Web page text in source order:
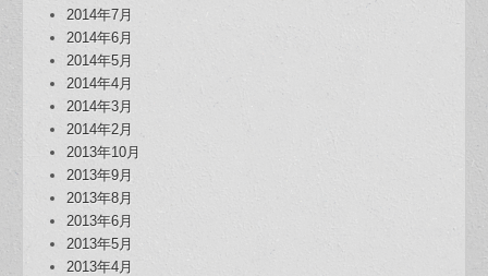
2014年7月
2014年6月
2014年5月
2014年4月
2014年3月
2014年2月
2013年10月
2013年9月
2013年8月
2013年6月
2013年5月
2013年4月